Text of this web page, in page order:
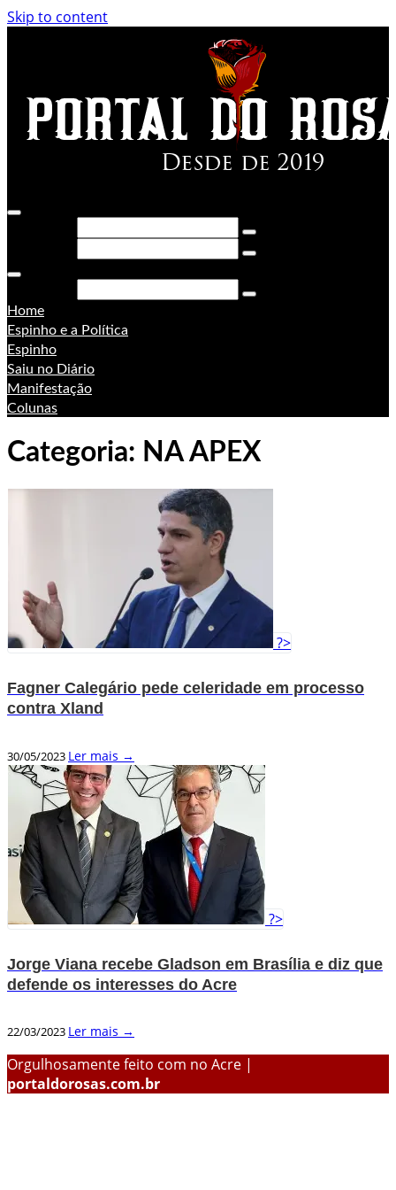
Skip to content
Home
Espinho e a Política
Espinho
Saiu no Diário
Manifestação
Colunas
Categoria: NA APEX
?>
Fagner Calegário pede celeridade em processo
contra Xland
30/05/2023 Ler mais →
?>
Jorge Viana recebe Gladson em Brasília e diz que
defende os interesses do Acre
22/03/2023 Ler mais →
Orgulhosamente feito com no Acre |
portaldorosas.com.br